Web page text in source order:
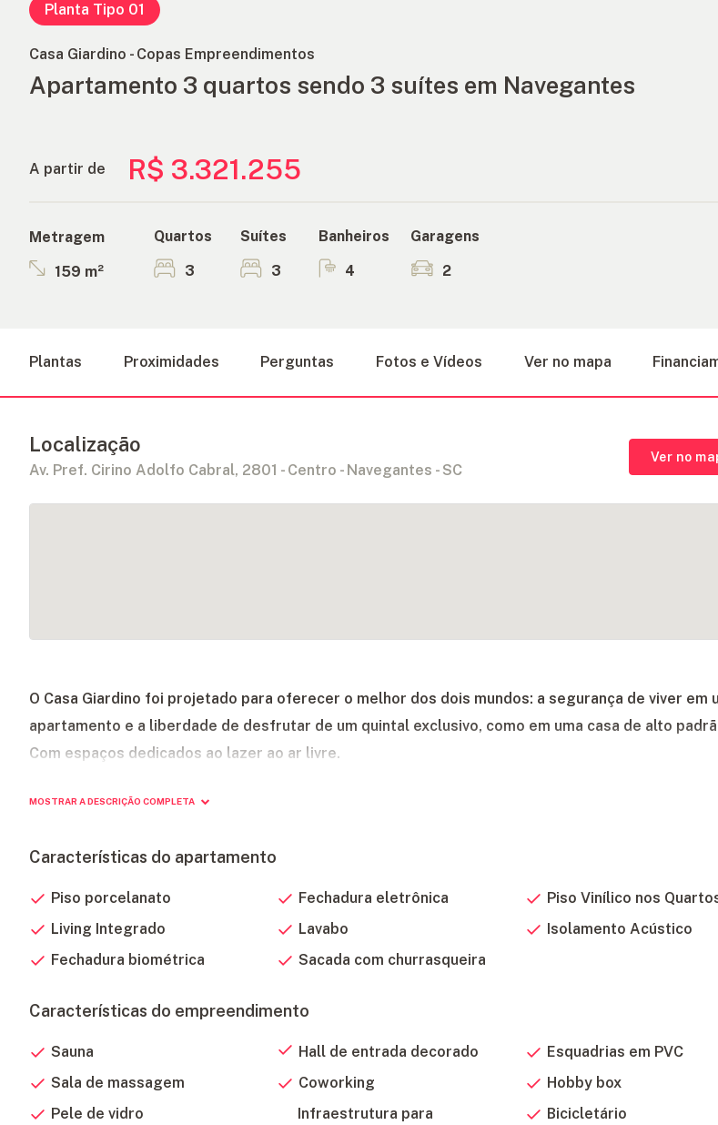
Planta Tipo 01
Casa Giardino - Copas Empreendimentos
Apartamento 3 quartos sendo 3 suítes em Navegantes
A partir de R$ 3.321.255
Metragem
159 m²
Quartos
3
Suítes
3
Banheiros
4
Garagens
2
Plantas Proximidades Perguntas Fotos e Vídeos Ver no mapa
Localização
Av. Pref. Cirino Adolfo Cabral, 2801 - Centro - Navegantes - SC
Ver no
O Casa Giardino foi projetado para oferecer o melhor dos dois mundos: a segurança de viver em
apartamento e a liberdade de desfrutar de um quintal exclusivo, como em uma casa de alto
Com espaços dedicados ao lazer ao ar livre.
MOSTRAR A DESCRIÇÃO COMPLETA
Características do apartamento
Piso porcelanato
Living Integrado
Fechadura biométrica
Fechadura eletrônica
Lavabo
Sacada com churrasqueira
Piso Vinílico nos
Isolamento Acústico
Características do empreendimento
Sauna
Sala de massagem
Pele de vidro
Hall de entrada decorado
Coworking
Infraestrutura para
Esquadrias em PVC
Hobby box
Bicicletário